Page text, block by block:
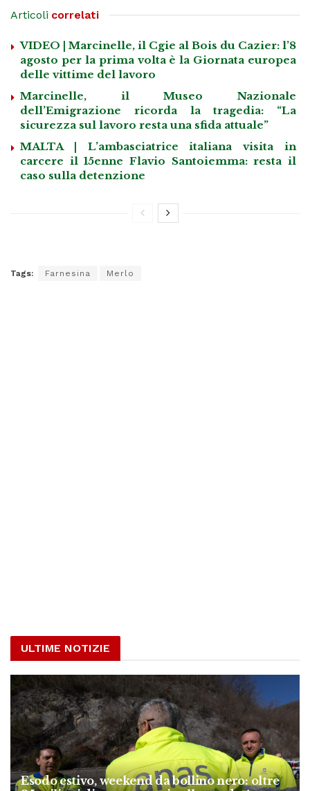
Articoli correlati
VIDEO | Marcinelle, il Cgie al Bois du Cazier: l’8
agosto per la prima volta è la Giornata europea
delle vittime del lavoro
Marcinelle, il Museo Nazionale
dell’Emigrazione ricorda la tragedia: “La
sicurezza sul lavoro resta una sfida attuale”
MALTA | L’ambasciatrice italiana visita in
carcere il 15enne Flavio Santoiemma: resta il
caso sulla detenzione
Tags: Farnesina Merlo
ULTIME NOTIZIE
Esodo estivo, weekend da bollino nero: oltre